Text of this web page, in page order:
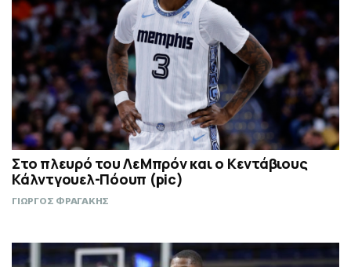
Στο πλευρό του ΛεΜπρόν και ο Κεντάβιους
Κάλντγουελ-Πόουπ (pic)
ΓΙΩΡΓΟΣ ΦΡΑΓΑΚΗΣ